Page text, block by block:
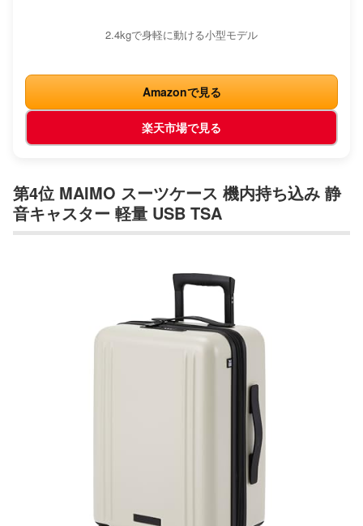
2.4kgで身軽に動ける小型モデル
Amazonで見る
楽天市場で見る
第4位 MAIMO スーツケース 機内持ち込み 静
音キャスター 軽量 USB TSA